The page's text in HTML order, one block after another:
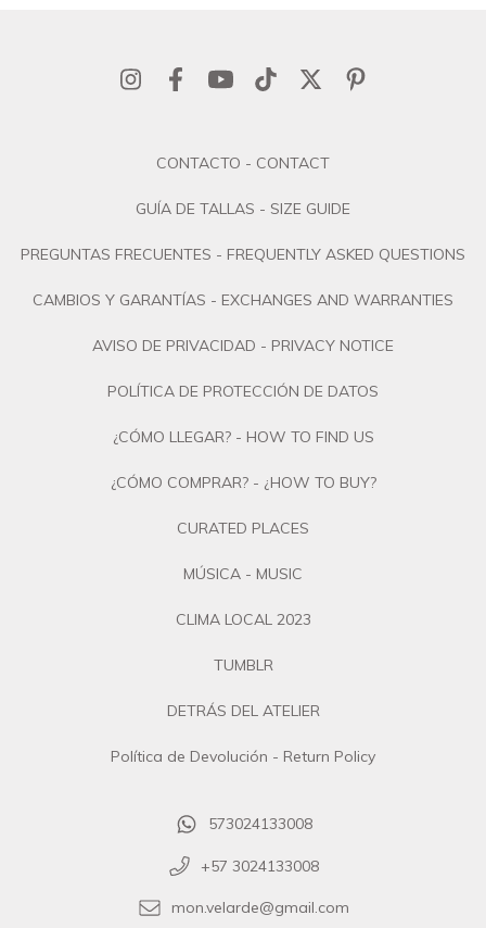
CONTACTO - CONTACT
GUÍA DE TALLAS - SIZE GUIDE
PREGUNTAS FRECUENTES - FREQUENTLY ASKED QUESTIONS
CAMBIOS Y GARANTÍAS - EXCHANGES AND WARRANTIES
AVISO DE PRIVACIDAD - PRIVACY NOTICE
POLÍTICA DE PROTECCIÓN DE DATOS
¿CÓMO LLEGAR? - HOW TO FIND US
¿CÓMO COMPRAR? - ¿HOW TO BUY?
CURATED PLACES
MÚSICA - MUSIC
CLIMA LOCAL 2023
TUMBLR
DETRÁS DEL ATELIER
Política de Devolución - Return Policy
573024133008
+57 3024133008
mon.velarde@gmail.com